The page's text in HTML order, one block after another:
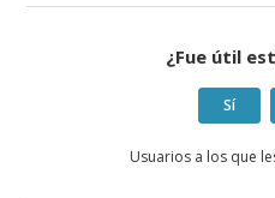
¿Fue útil
Sí
Usuarios a los que